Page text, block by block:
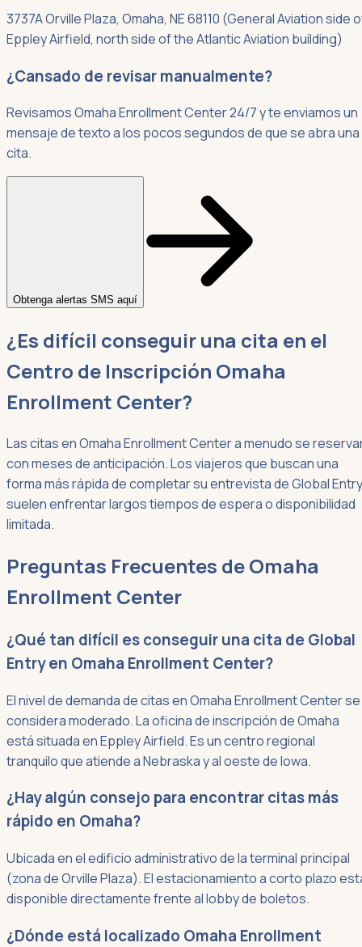
3737A Orville Plaza, Omaha, NE 68110 (General Aviation side
Eppley Airfield, north side of the Atlantic Aviation building)
¿Cansado de revisar manualmente?
Revisamos Omaha Enrollment Center 24/7 y te enviamos un
mensaje de texto a los pocos segundos de que se abra una
cita.
Obtenga alertas SMS aquí
¿Es difícil conseguir una cita en el
Centro de Inscripción Omaha
Enrollment Center?
Las citas en Omaha Enrollment Center a menudo se
con meses de anticipación. Los viajeros que buscan una
forma más rápida de completar su entrevista de Global Entry
suelen enfrentar largos tiempos de espera o disponibilidad
limitada.
Preguntas Frecuentes de Omaha
Enrollment Center
¿Qué tan difícil es conseguir una cita de Global
Entry en Omaha Enrollment Center?
El nivel de demanda de citas en Omaha Enrollment Center se
considera moderado. La oficina de inscripción de Omaha
está situada en Eppley Airfield. Es un centro regional
tranquilo que atiende a Nebraska y al oeste de Iowa.
¿Hay algún consejo para encontrar citas más
rápido en Omaha?
Ubicada en el edificio administrativo de la terminal principal
(zona de Orville Plaza). El estacionamiento a corto plazo
disponible directamente frente al lobby de boletos.
¿Dónde está localizado Omaha Enrollment